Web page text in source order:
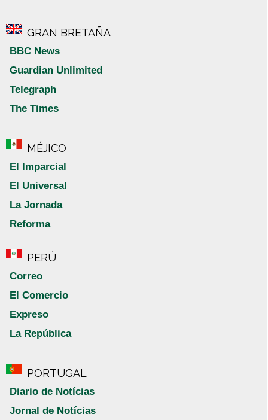
GRAN BRETAÑA
BBC News
Guardian Unlimited
Telegraph
The Times
MÉJICO
El Imparcial
El Universal
La Jornada
Reforma
PERÚ
Correo
El Comercio
Expreso
La República
PORTUGAL
Diario de Notícias
Jornal de Notícias